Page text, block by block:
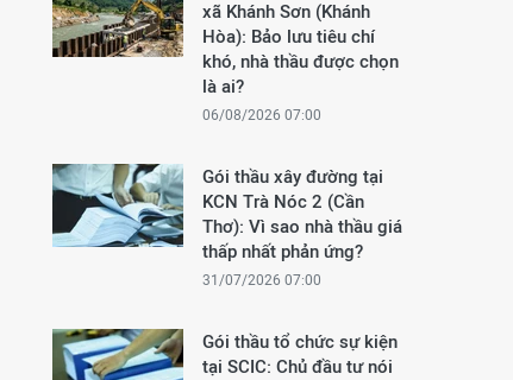
xã Khánh Sơn (Khánh
Hòa): Bảo lưu tiêu chí
khó, nhà thầu được chọn
là ai?
06/08/2026 07:00
Gói thầu xây đường tại
KCN Trà Nóc 2 (Cần
Thơ): Vì sao nhà thầu giá
thấp nhất phản ứng?
31/07/2026 07:00
Gói thầu tổ chức sự kiện
tại SCIC: Chủ đầu tư nói